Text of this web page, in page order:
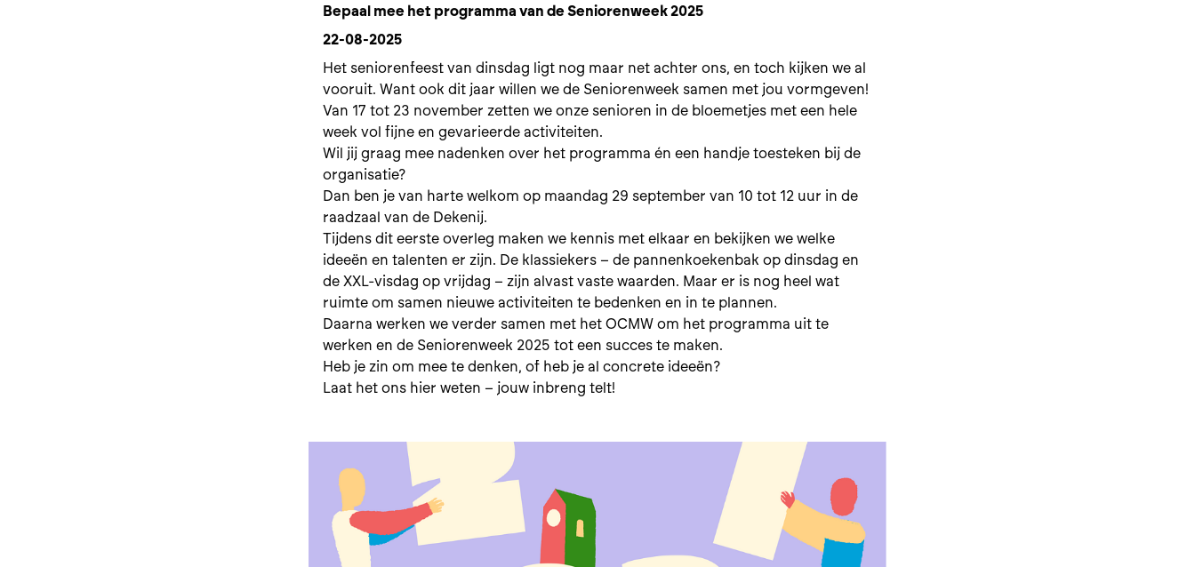
Bepaal mee het programma van de Seniorenweek 2025
22-08-2025
Het seniorenfeest van dinsdag ligt nog maar net achter ons, en toch kijken we al
vooruit. Want ook dit jaar willen we de Seniorenweek samen met jou vormgeven!
Van 17 tot 23 november zetten we onze senioren in de bloemetjes met een hele
week vol fijne en gevarieerde activiteiten.
Wil jij graag mee nadenken over het programma én een handje toesteken bij de
organisatie?
Dan ben je van harte welkom op maandag 29 september van 10 tot 12 uur in de
raadzaal van de Dekenij.
Tijdens dit eerste overleg maken we kennis met elkaar en bekijken we welke
ideeën en talenten er zijn. De klassiekers – de pannenkoekenbak op dinsdag en
de XXL-visdag op vrijdag – zijn alvast vaste waarden. Maar er is nog heel wat
ruimte om samen nieuwe activiteiten te bedenken en in te plannen.
Daarna werken we verder samen met het OCMW om het programma uit te
werken en de Seniorenweek 2025 tot een succes te maken.
Heb je zin om mee te denken, of heb je al concrete ideeën?
Laat het ons hier weten – jouw inbreng telt!